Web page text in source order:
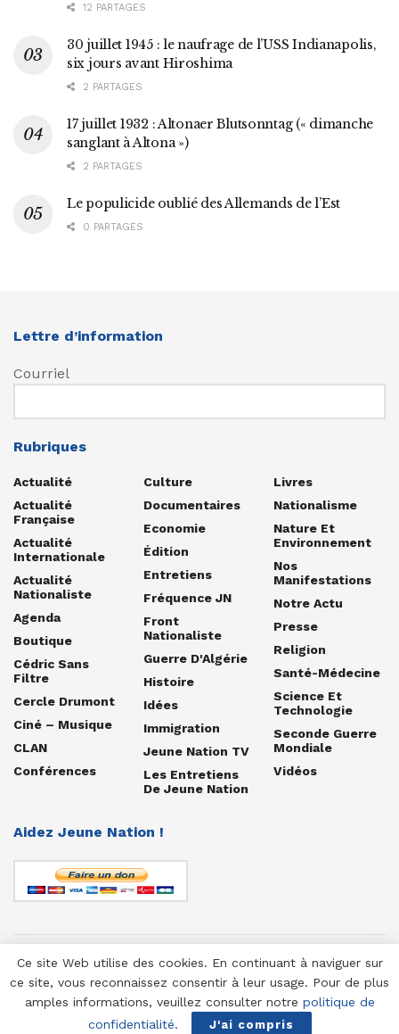
12 PARTAGES
30 juillet 1945 : le naufrage de l’USS Indianapolis,
six jours avant Hiroshima
2 PARTAGES
17 juillet 1932 : Altonaer Blutsonntag (« dimanche
sanglant à Altona »)
2 PARTAGES
Le populicide oublié des Allemands de l’Est
0 PARTAGES
Lettre d’information
Courriel
Rubriques
Actualité
Actualité
Française
Actualité
Internationale
Actualité
Nationaliste
Agenda
Boutique
Cédric Sans
Filtre
Cercle Drumont
Ciné – Musique
CLAN
Conférences
Culture
Documentaires
Economie
Édition
Entretiens
Fréquence JN
Front
Nationaliste
Guerre D'Algérie
Histoire
Idées
Immigration
Jeune Nation TV
Les Entretiens
De Jeune Nation
Livres
Nationalisme
Nature Et
Environnement
Nos
Manifestations
Notre Actu
Presse
Religion
Santé-Médecine
Science Et
Technologie
Seconde Guerre
Mondiale
Vidéos
Aidez Jeune Nation !
© 1958-2025 Jeune Nation
Ce site Web utilise des cookies. En continuant à naviguer sur
ce site, vous reconnaissez consentir à leur usage. Pour de plus
amples informations, veuillez consulter notre politique de
confidentialité. J'ai compris